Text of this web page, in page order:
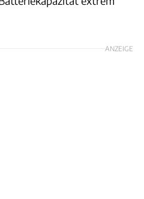
ANZEIGE